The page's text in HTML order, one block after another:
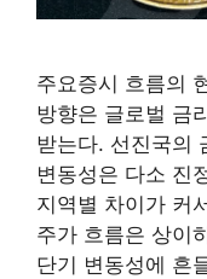
주요증시 흐름의
방향은 글로벌 금
받는다. 선진국의
변동성은 다소 진
지역별 차이가 커
주가 흐름은 상이
단기 변동성에 흔